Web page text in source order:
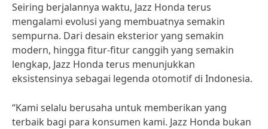
Seiring berjalannya waktu, Jazz Honda terus
mengalami evolusi yang membuatnya semakin
sempurna. Dari desain eksterior yang semakin
modern, hingga fitur-fitur canggih yang semakin
lengkap, Jazz Honda terus menunjukkan
eksistensinya sebagai legenda otomotif di Indonesia.
“Kami selalu berusaha untuk memberikan yang
terbaik bagi para konsumen kami. Jazz Honda bukan